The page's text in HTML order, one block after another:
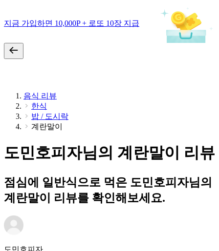
지금 가입하면 10,000P + 로또 10장 지급
음식 리뷰
한식
밥 / 도시락
계란말이
도민호피자님의 계란말이 리뷰
점심에 일반식으로 먹은 도민호피자님의
계란말이 리뷰를 확인해보세요.
도민호피자